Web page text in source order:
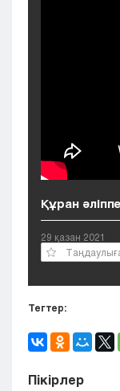
Уральск
Усть-Каменогорск
Құран
29 қазан 2021
Тегтер:
Пікірлер